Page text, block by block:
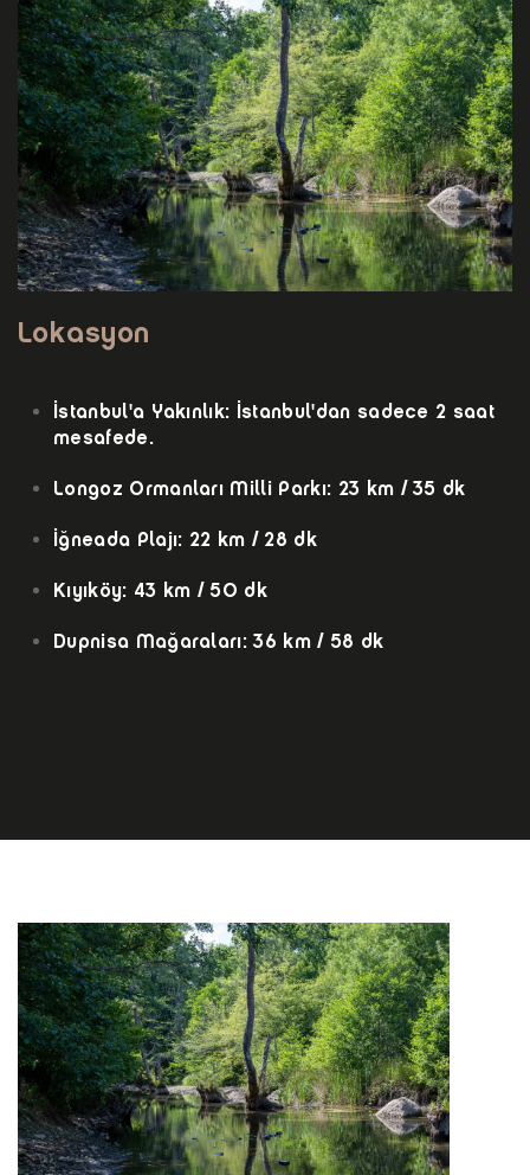
Lokasyon
İstanbul'a Yakınlık: İstanbul'dan sadece 2 saat
mesafede.
Longoz Ormanları Milli Parkı: 23 km / 35 dk
İğneada Plajı: 22 km / 28 dk
Kıyıköy: 43 km / 50 dk
Dupnisa Mağaraları: 36 km / 58 dk